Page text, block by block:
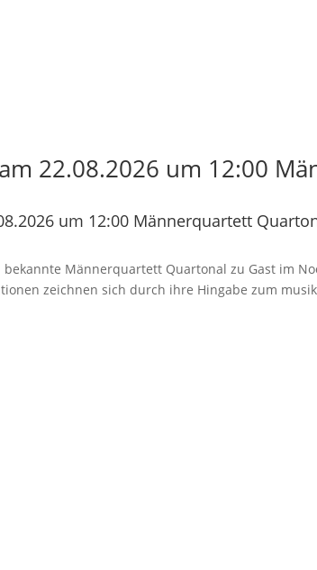
22.08.2026 um 12:00
um 12:00 Männerquartett
Männerquartett Quartonal zu Gast im
zeichnen sich durch ihre Hingabe zum